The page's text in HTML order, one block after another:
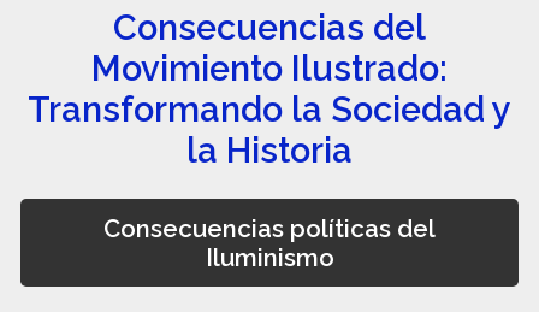
Consecuencias del
Movimiento Ilustrado:
Transformando la Sociedad y
la Historia
Consecuencias políticas del
Iluminismo